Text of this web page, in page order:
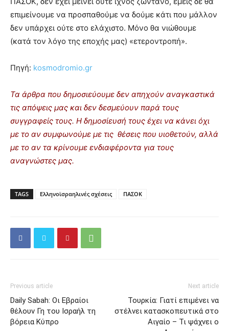
επιμείνουμε να προσπαθούμε να δούμε κάτι που μάλλον
δεν υπάρχει ούτε στο ελάχιστο. Μόνο θα νιώθουμε
(κατά τον λόγο της εποχής μας) «ετεροντροπή».
Πηγή: kosmodromio.gr
Τα άρθρα που δημοσιεύουμε δεν απηχούν αναγκαστικά
τις απόψεις μας και δεν δεσμεύουν παρά τους
συγγραφείς τους. Η δημοσίευσή τους έχει να κάνει όχι
με το αν συμφωνούμε με τις θέσεις που υιοθετούν, αλλά
με το αν τα κρίνουμε ενδιαφέροντα για τους
αναγνώστες μας.
TAGS Ελληνοϊσραηλινές σχέσεις ΠΑΣΟΚ
Previous article
Daily Sabah: Οι Εβραίοι
θέλουν Γη του Ισραήλ τη
βόρεια Κύπρο
Next article
Τουρκία: Γιατί επιμένει να
στέλνει κατασκοπευτικά στο
Αιγαίο – Τι ψάχνει ο